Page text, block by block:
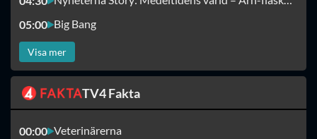
05:00 Big Bang
Visa mer
TV4 Fakta
00:00 Veterinärerna